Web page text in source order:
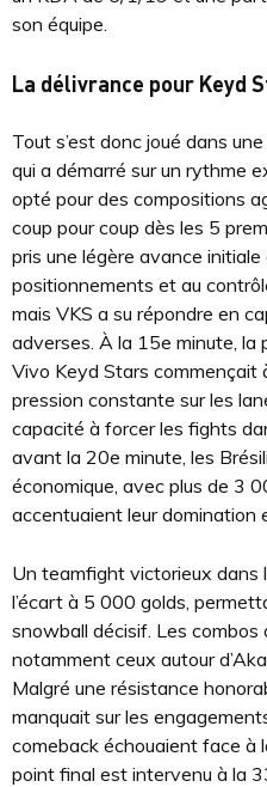
son équipe.
La délivrance pour Keyd
Tout s’est donc joué dans
qui a démarré sur un rythme
opté pour des compositions
coup pour coup dès les 5
pris une légère avance initiale
positionnements et au
mais VKS a su répondre en
adverses. À la 15e minute, la
Vivo Keyd Stars commençait
pression constante sur les
capacité à forcer les fights
avant la 20e minute, les
économique, avec plus de 3
accentuaient leur domination
Un teamfight victorieux dans
l’écart à 5 000 golds,
snowball décisif. Les
notamment ceux autour
Malgré une résistance
manquait sur les
comeback échouaient face à
point final est intervenu à la